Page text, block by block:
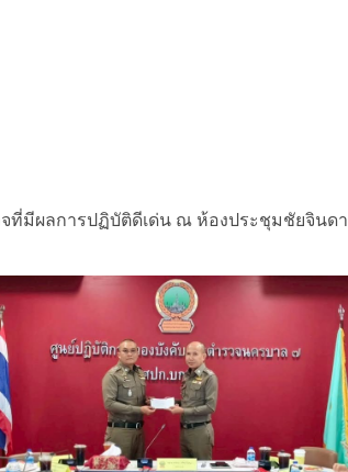
ที่มีผลการปฏิบัติดีเด่น ณ ห้องประชุมชัยจินดา